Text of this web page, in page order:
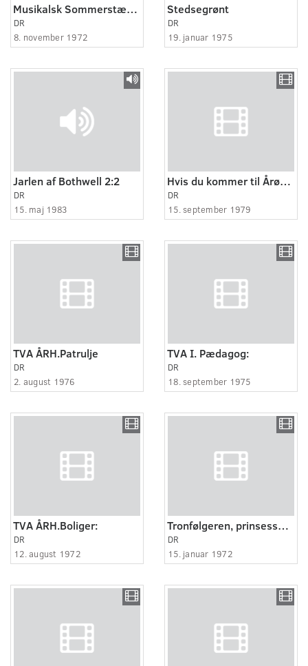
Musikalsk Sommerstævne
DR
8. november 1972
Stedsegrønt
DR
19. januar 1975
Jarlen af Bothwell 2:2
DR
15. maj 1983
Hvis du kommer til Årøsund - om sommeren
DR
15. september 1979
TVA ÅRH.Patrulje
DR
2. august 1976
TVA I. Pædagog:
DR
18. september 1975
TVA ÅRH.Boliger:
DR
12. august 1972
Tronfølgeren, prinsesse Margrethe, udnævnes til dronning
DR
15. januar 1972